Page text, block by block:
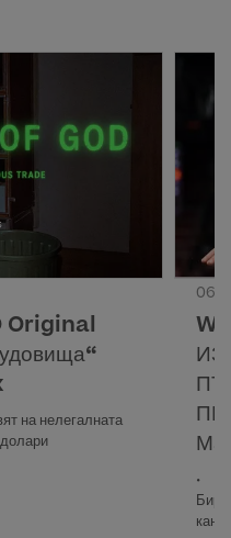
Original
на нелегалната
06/
•